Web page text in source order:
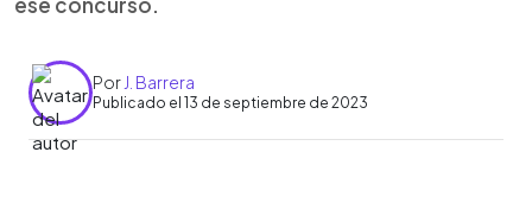
Por J. Barrera
Publicado el 13 de septiembre de 2023